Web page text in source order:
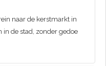
naar de kerstmarkt in
de stad, zonder gedoe